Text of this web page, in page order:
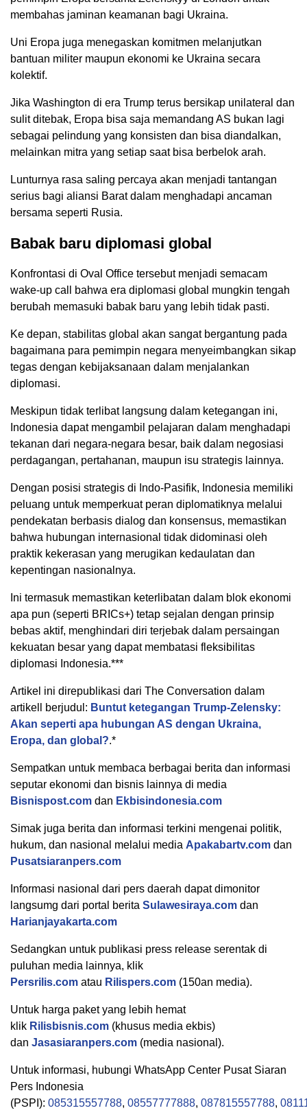
membahas jaminan keamanan bagi Ukraina.
Uni Eropa juga menegaskan komitmen melanjutkan
bantuan militer maupun ekonomi ke Ukraina secara
kolektif.
Jika Washington di era Trump terus bersikap unilateral dan
sulit ditebak, Eropa bisa saja memandang AS bukan lagi
sebagai pelindung yang konsisten dan bisa diandalkan,
melainkan mitra yang setiap saat bisa berbelok arah.
Lunturnya rasa saling percaya akan menjadi tantangan
serius bagi aliansi Barat dalam menghadapi ancaman
bersama seperti Rusia.
Babak baru diplomasi global
Konfrontasi di Oval Office tersebut menjadi semacam
wake-up call bahwa era diplomasi global mungkin tengah
berubah memasuki babak baru yang lebih tidak pasti.
Ke depan, stabilitas global akan sangat bergantung pada
bagaimana para pemimpin negara menyeimbangkan sikap
tegas dengan kebijaksanaan dalam menjalankan
diplomasi.
Meskipun tidak terlibat langsung dalam ketegangan ini,
Indonesia dapat mengambil pelajaran dalam menghadapi
tekanan dari negara-negara besar, baik dalam negosiasi
perdagangan, pertahanan, maupun isu strategis lainnya.
Dengan posisi strategis di Indo-Pasifik, Indonesia memiliki
peluang untuk memperkuat peran diplomatiknya melalui
pendekatan berbasis dialog dan konsensus, memastikan
bahwa hubungan internasional tidak didominasi oleh
praktik kekerasan yang merugikan kedaulatan dan
kepentingan nasionalnya.
Ini termasuk memastikan keterlibatan dalam blok ekonomi
apa pun (seperti BRICs+) tetap sejalan dengan prinsip
bebas aktif, menghindari diri terjebak dalam persaingan
kekuatan besar yang dapat membatasi fleksibilitas
diplomasi Indonesia.***
Artikel ini direpublikasi dari The Conversation dalam
artikell berjudul: Buntut ketegangan Trump-Zelensky:
Akan seperti apa hubungan AS dengan Ukraina,
Eropa, dan global?.*
Sempatkan untuk membaca berbagai berita dan informasi
seputar ekonomi dan bisnis lainnya di media
Bisnispost.com dan Ekbisindonesia.com
Simak juga berita dan informasi terkini mengenai politik,
hukum, dan nasional melalui media Apakabartv.com dan
Pusatsiaranpers.com
Informasi nasional dari pers daerah dapat dimonitor
langsumg dari portal berita Sulawesiraya.com dan
Harianjayakarta.com
Sedangkan untuk publikasi press release serentak di
puluhan media lainnya, klik
Persrilis.com atau Rilispers.com (150an media).
Untuk harga paket yang lebih hemat
klik Rilisbisnis.com (khusus media ekbis)
dan Jasasiaranpers.com (media nasional).
Untuk informasi, hubungi WhatsApp Center Pusat Siaran
Pers Indonesia
(PSPI): 085315557788, 08557777888, 087815557788,